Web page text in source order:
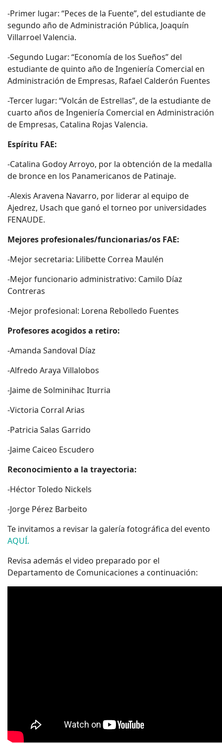
-Primer lugar: “Peces de la Fuente”, del estudiante de
segundo año de Administración Pública, Joaquín
Villarroel Valencia.
-Segundo Lugar: “Economía de los Sueños” del
estudiante de quinto año de Ingeniería Comercial en
Administración de Empresas, Rafael Calderón Fuentes
-Tercer lugar: “Volcán de Estrellas”, de la estudiante de
cuarto años de Ingeniería Comercial en Administración
de Empresas, Catalina Rojas Valencia.
Espíritu FAE:
-Catalina Godoy Arroyo, por la obtención de la medalla
de bronce en los Panamericanos de Patinaje.
-Alexis Aravena Navarro, por liderar al equipo de
Ajedrez, Usach que ganó el torneo por universidades
FENAUDE.
Mejores profesionales/funcionarias/os FAE:
-Mejor secretaria: Lilibette Correa Maulén
-Mejor funcionario administrativo: Camilo Díaz
Contreras
-Mejor profesional: Lorena Rebolledo Fuentes
Profesores acogidos a retiro:
-Amanda Sandoval Díaz
-Alfredo Araya Villalobos
-Jaime de Solminihac Iturria
-Victoria Corral Arias
-Patricia Salas Garrido
-Jaime Caiceo Escudero
Reconocimiento a la trayectoria:
-Héctor Toledo Nickels
-Jorge Pérez Barbeito
Te invitamos a revisar la galería fotográfica del evento
AQUÍ.
Revisa además el video preparado por el
Departamento de Comunicaciones a continuación: